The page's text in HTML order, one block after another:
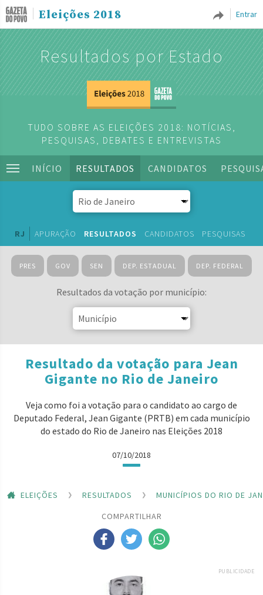
Entrar
Eleições 2018
Resultados por Estado
TUDO SOBRE AS ELEIÇÕES 2018: NOTÍCIAS,
PESQUISAS, DEBATES E ENTREVISTAS
INÍCIO RESULTADOS CANDIDATOS
RJ APURAÇÃO RESULTADOS CANDIDATOS PESQUISAS
PRES GOV SEN DEP. ESTADUAL DEP. FEDERAL
Resultados da votação por município:
Resultado da votação para Jean
Gigante no Rio de Janeiro
Veja como foi a votação para o candidato ao cargo de
Deputado Federal, Jean Gigante (PRTB) em cada município
do estado do Rio de Janeiro nas Eleições 2018
07/10/2018
ELEIÇÕES RESULTADOS
MUNICÍPIOS DO RIO DE
COMPARTILHAR
PUBLICIDADE